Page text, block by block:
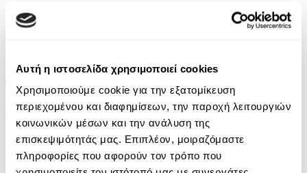
Αυτή η ιστοσελίδα χρησιμοποιεί cookies
Χρησιμοποιούμε cookie για την εξατομίκευση
περιεχομένου και διαφημίσεων, την παροχή λειτουργιών
κοινωνικών μέσων και την ανάλυση της
επισκεψιμότητάς μας. Επιπλέον, μοιραζόμαστε
πληροφορίες που αφορούν τον τρόπο που
Ξενιτιά
9.90€